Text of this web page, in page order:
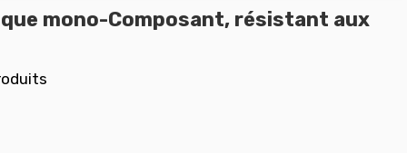
mono-Composant, résistant aux